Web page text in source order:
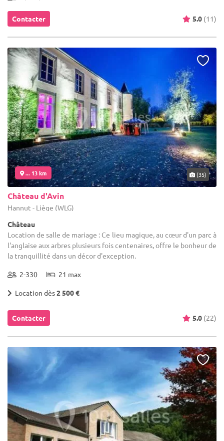
Contacter 5.0 (11)
... 13 km (35)
Château d'Avin
Hannut - Liège (WLG)
Château
Location de salle de mariage : Ce lieu magique, au cœur d'un parc à
l'anglaise aux arbres plusieurs fois centenaires, offre le bonheur de
la tranquillité dans un décor d'exception.
2-330 21 max
Location dès2 500 €
Contacter 5.0 (22)